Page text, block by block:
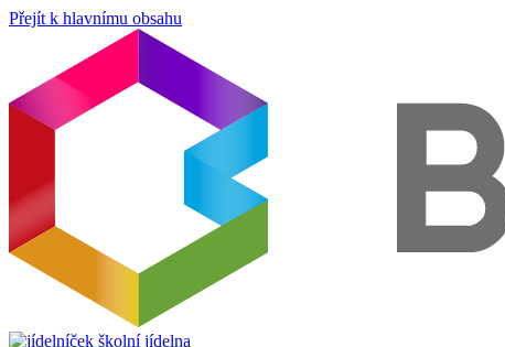
Přejít k hlavnímu obsahu